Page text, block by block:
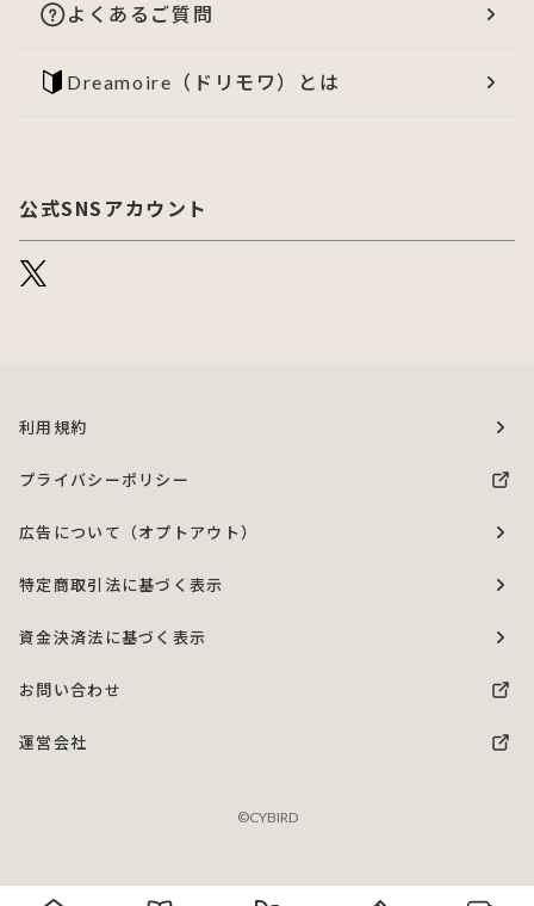
よくあるご質問
Dreamoire（ドリモワ）とは
公式SNSアカウント
利用規約
プライバシーポリシー
広告について（オプトアウト）
特定商取引法に基づく表示
資金決済法に基づく表示
お問い合わせ
運営会社
©CYBIRD